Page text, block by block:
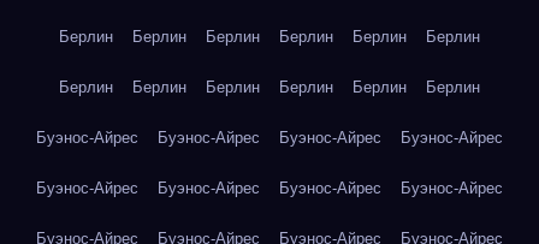
Берлин Берлин Берлин Берлин Берлин Берлин
Берлин Берлин Берлин Берлин Берлин Берлин
Буэнос-Айрес Буэнос-Айрес Буэнос-Айрес Буэнос-Айрес
Буэнос-Айрес Буэнос-Айрес Буэнос-Айрес Буэнос-Айрес
Буэнос-Айрес Буэнос-Айрес Буэнос-Айрес Буэнос-Айрес